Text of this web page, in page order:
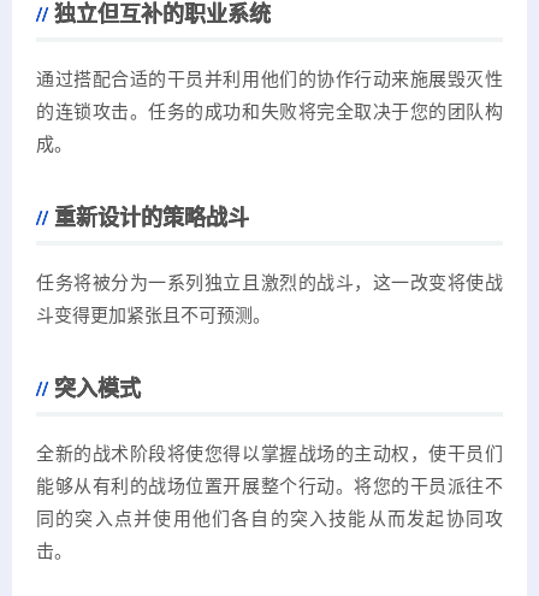
独立但互补的职业系统
通过搭配合适的干员并利用他们的协作行动来施展毁灭性
的连锁攻击。任务的成功和失败将完全取决于您的团队构
成。
重新设计的策略战斗
任务将被分为一系列独立且激烈的战斗，这一改变将使战
斗变得更加紧张且不可预测。
突入模式
全新的战术阶段将使您得以掌握战场的主动权，使干员们
能够从有利的战场位置开展整个行动。将您的干员派往不
同的突入点并使用他们各自的突入技能从而发起协同攻
击。